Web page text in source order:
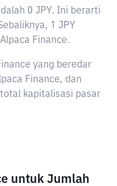
0 JPY. Ini berarti
1 JPY
Finance.
yang beredar
Finance, dan
kapitalisasi pasar
untuk Jumlah